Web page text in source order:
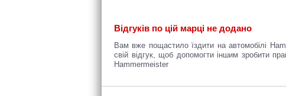
Відгуків по цій марці не додано
Вам вже пощастило їздити на автомобілі
свій відгук, щоб допомогти іншим зробити
Hammermeister